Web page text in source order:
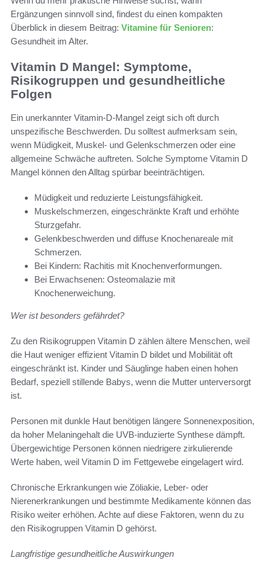
Ergänzungen sinnvoll sind, findest du einen kompakten
Überblick in diesem Beitrag: Vitamine für Senioren:
Gesundheit im Alter.
Vitamin D Mangel: Symptome,
Risikogruppen und gesundheitliche
Folgen
Ein unerkannter Vitamin-D-Mangel zeigt sich oft durch
unspezifische Beschwerden. Du solltest aufmerksam sein,
wenn Müdigkeit, Muskel- und Gelenkschmerzen oder eine
allgemeine Schwäche auftreten. Solche Symptome Vitamin D
Mangel können den Alltag spürbar beeinträchtigen.
Müdigkeit und reduzierte Leistungsfähigkeit.
Muskelschmerzen, eingeschränkte Kraft und erhöhte
Sturzgefahr.
Gelenkbeschwerden und diffuse Knochenareale mit
Schmerzen.
Bei Kindern: Rachitis mit Knochenverformungen.
Bei Erwachsenen: Osteomalazie mit
Knochenerweichung.
Wer ist besonders gefährdet?
Zu den Risikogruppen Vitamin D zählen ältere Menschen, weil
die Haut weniger effizient Vitamin D bildet und Mobilität oft
eingeschränkt ist. Kinder und Säuglinge haben einen hohen
Bedarf, speziell stillende Babys, wenn die Mutter unterversorgt
ist.
Personen mit dunkle Haut benötigen längere Sonnenexposition,
da hoher Melaningehalt die UVB-induzierte Synthese dämpft.
Übergewichtige Personen können niedrigere zirkulierende
Werte haben, weil Vitamin D im Fettgewebe eingelagert wird.
Chronische Erkrankungen wie Zöliakie, Leber- oder
Nierenerkrankungen und bestimmte Medikamente können das
Risiko weiter erhöhen. Achte auf diese Faktoren, wenn du zu
den Risikogruppen Vitamin D gehörst.
Langfristige gesundheitliche Auswirkungen